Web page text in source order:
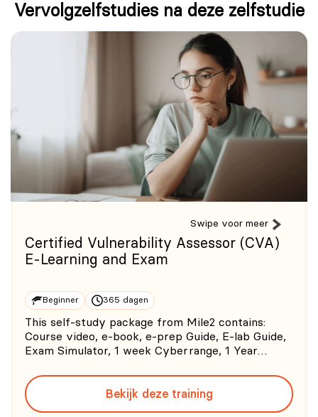
Vervolgzelfstudies na deze zelfstudie
Swipe voor meer
Certified Vulnerability Assessor (CVA)
E-Learning and Exam
Beginner 365 dagen
This self-study package from Mile2 contains:
Course video, e-book, e-prep Guide, E-lab Guide,
Exam Simulator, 1 week Cyberrange, 1 Year
(0
Bekijk deze training